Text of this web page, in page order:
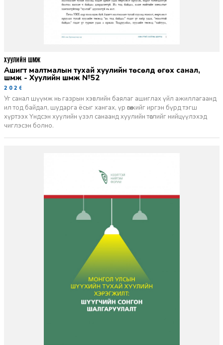
Ашигт малтмалын тухай хуулийн төсөлд өгөх санал,
шүүмж - Хуулийн шүүмж №52
2026-06-29
Уг санал шүүмж нь газрын хэвлийн баялаг ашиглах үйл ажиллагаанд
ил тод байдал, шударга ёсыг хангах, үр өгөөжийг иргэн бүрд тэгш
хүртээх Үндсэн хуулийн үзэл санаанд хуулийн төслийг нийцүүлэхэд
чиглэсэн болно.
ХУУЛИЙН ШҮҮМЖ